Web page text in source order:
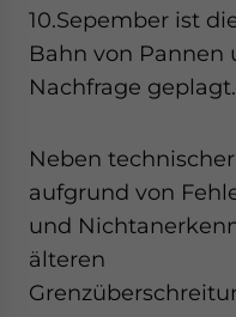
10.Sepember ist
Bahn von
Nachfrage geplagt.
Neben
aufgrund von
und
älteren